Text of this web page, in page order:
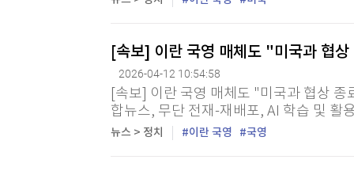
[속보] 이란 국영 매체도 "미국과 협
2026-04-12 10:54:58
[속보] 이란 국영 매체도 "미국과 협상
합뉴스, 무단 전재-재배포, AI 학습 및 활
뉴스 > 정치 이란 국영 국영